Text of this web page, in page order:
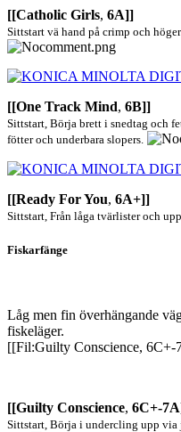
[[Catholic Girls, 6A]]
Sittstart vä hand på crimp och
[[One Track Mind, 6B]]
Sittstart, Börja brett i snedtag och
fötter och underbara slopers.
[[Ready For You, 6A+]]
Sittstart, Från låga tvärlister och upp
Fiskarfänge
Låg men fin överhängande
fiskeläger.
[[Fil:Guilty Conscience,
[[Guilty Conscience, 6C+-
Sittstart, Börja i undercling upp